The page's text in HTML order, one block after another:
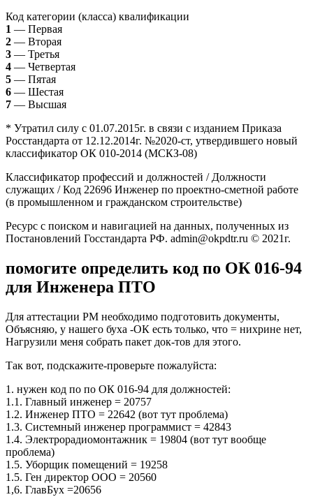
Код категории (класса) квалификации
1 — Первая
2 — Вторая
3 — Третья
4 — Четвертая
5 — Пятая
6 — Шестая
7 — Высшая
* Утратил силу с 01.07.2015г. в связи с изданием Приказа
Росстандарта от 12.12.2014г. №2020-ст, утвердившего новый
классификатор ОК 010-2014 (МСКЗ-08)
Классификатор профессий и должностей / Должности
служащих / Код 22696 Инженер по проектно-сметной работе
(в промышленном и гражданском строительстве)
Ресурс с поиском и навигацией на данных, полученных из
Постановлений Госстандарта РФ. admin@okpdtr.ru © 2021г.
помогите определить код по ОК 016-94
для Инженера ПТО
Для аттестации РМ необходимо подготовить документы,
Объясняю, у нашего буха -ОК есть только, что = нихрине нет,
Нагрузили меня собрать пакет док-тов для этого.
Так вот, подскажите-проверьте пожалуйста:
1. нужен код по по ОК 016-94 для должностей:
1.1. Главный инженер = 20757
1.2. Инженер ПТО = 22642 (вот тут проблема)
1.3. Системный инженер программист = 42843
1.4. Электрорадиомонтажник = 19804 (вот тут вообще
проблема)
1.5. Уборщик помещений = 19258
1.5. Ген директор ООО = 20560
1,6. ГлавБух =20656